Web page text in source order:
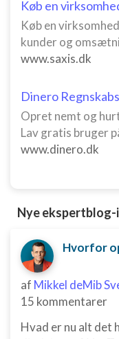
Køb en
Køb en
kunder og
www.saxis.dk
Dinero
Opret nemt og
Lav gratis bruger
www.dinero.dk
Nye
Hvorfor
af Mikkel deMib
15 kommentarer
Hvad er nu alt det